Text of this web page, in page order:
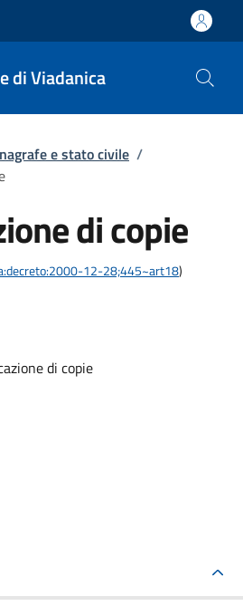
di Viadanica
e stato civile /
di copie
12-28;445~art18)
di copie